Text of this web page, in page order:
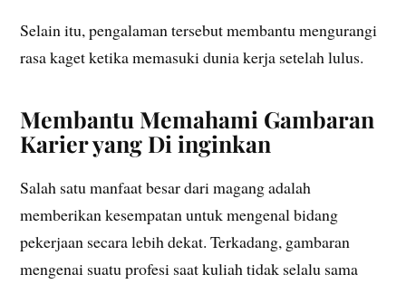
Selain itu, pengalaman tersebut membantu mengurangi
rasa kaget ketika memasuki dunia kerja setelah lulus.
Membantu Memahami Gambaran
Karier yang Di inginkan
Salah satu manfaat besar dari magang adalah
memberikan kesempatan untuk mengenal bidang
pekerjaan secara lebih dekat. Terkadang, gambaran
mengenai suatu profesi saat kuliah tidak selalu sama